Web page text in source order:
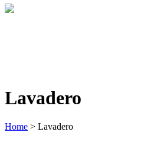
Lavadero
Home > Lavadero